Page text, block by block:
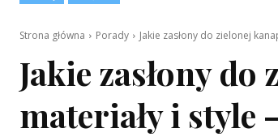
Strona główna Porady Jakie zasłony do zielonej
Jakie zasłony
materiały i style